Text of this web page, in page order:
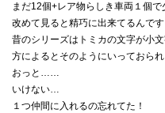
まだ12個+レア物らしき車両１個で
改めて見ると精巧に出来てるんです
昔のシリーズはトミカの文字が小
方によるとそのようにいっておられ
おっと……
いけない…
１つ仲間に入れるの忘れてた！